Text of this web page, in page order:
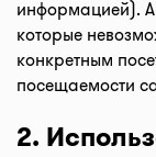
информацией).
которые
конкретным
посещаемости
2.